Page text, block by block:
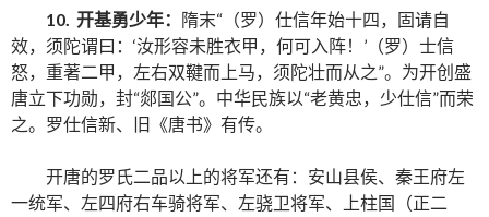
10. 开基勇少年： 隋末“（罗）仕信年始十四，固请自
效，须陀谓曰：‘汝形容未胜衣甲，何可入阵！’（罗）士信
怒，重著二甲，左右双鞬而上马，须陀壮而从之”。为开创盛
唐立下功勋，封“郯国公”。中华民族以“老黄忠，少仕信”而荣
之。罗仕信新、旧《唐书》有传。
开唐的罗氏二品以上的将军还有：安山县侯、秦王府左
一统军、左四府右车骑将军、左骁卫将军、上柱国（正二